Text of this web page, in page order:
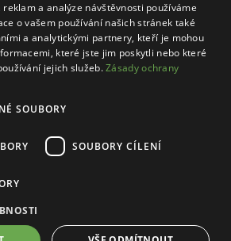
© Wojas 2026
ochrany osobních údajů
a analýze návštěvnosti používáme
o vašem používání našich stránek také
a analytickými partnery, kteří je mohou
které jste jim poskytli nebo které
jejich služeb.Zásady ochrany
SOUBORY
SOUBORY CÍLENÍ